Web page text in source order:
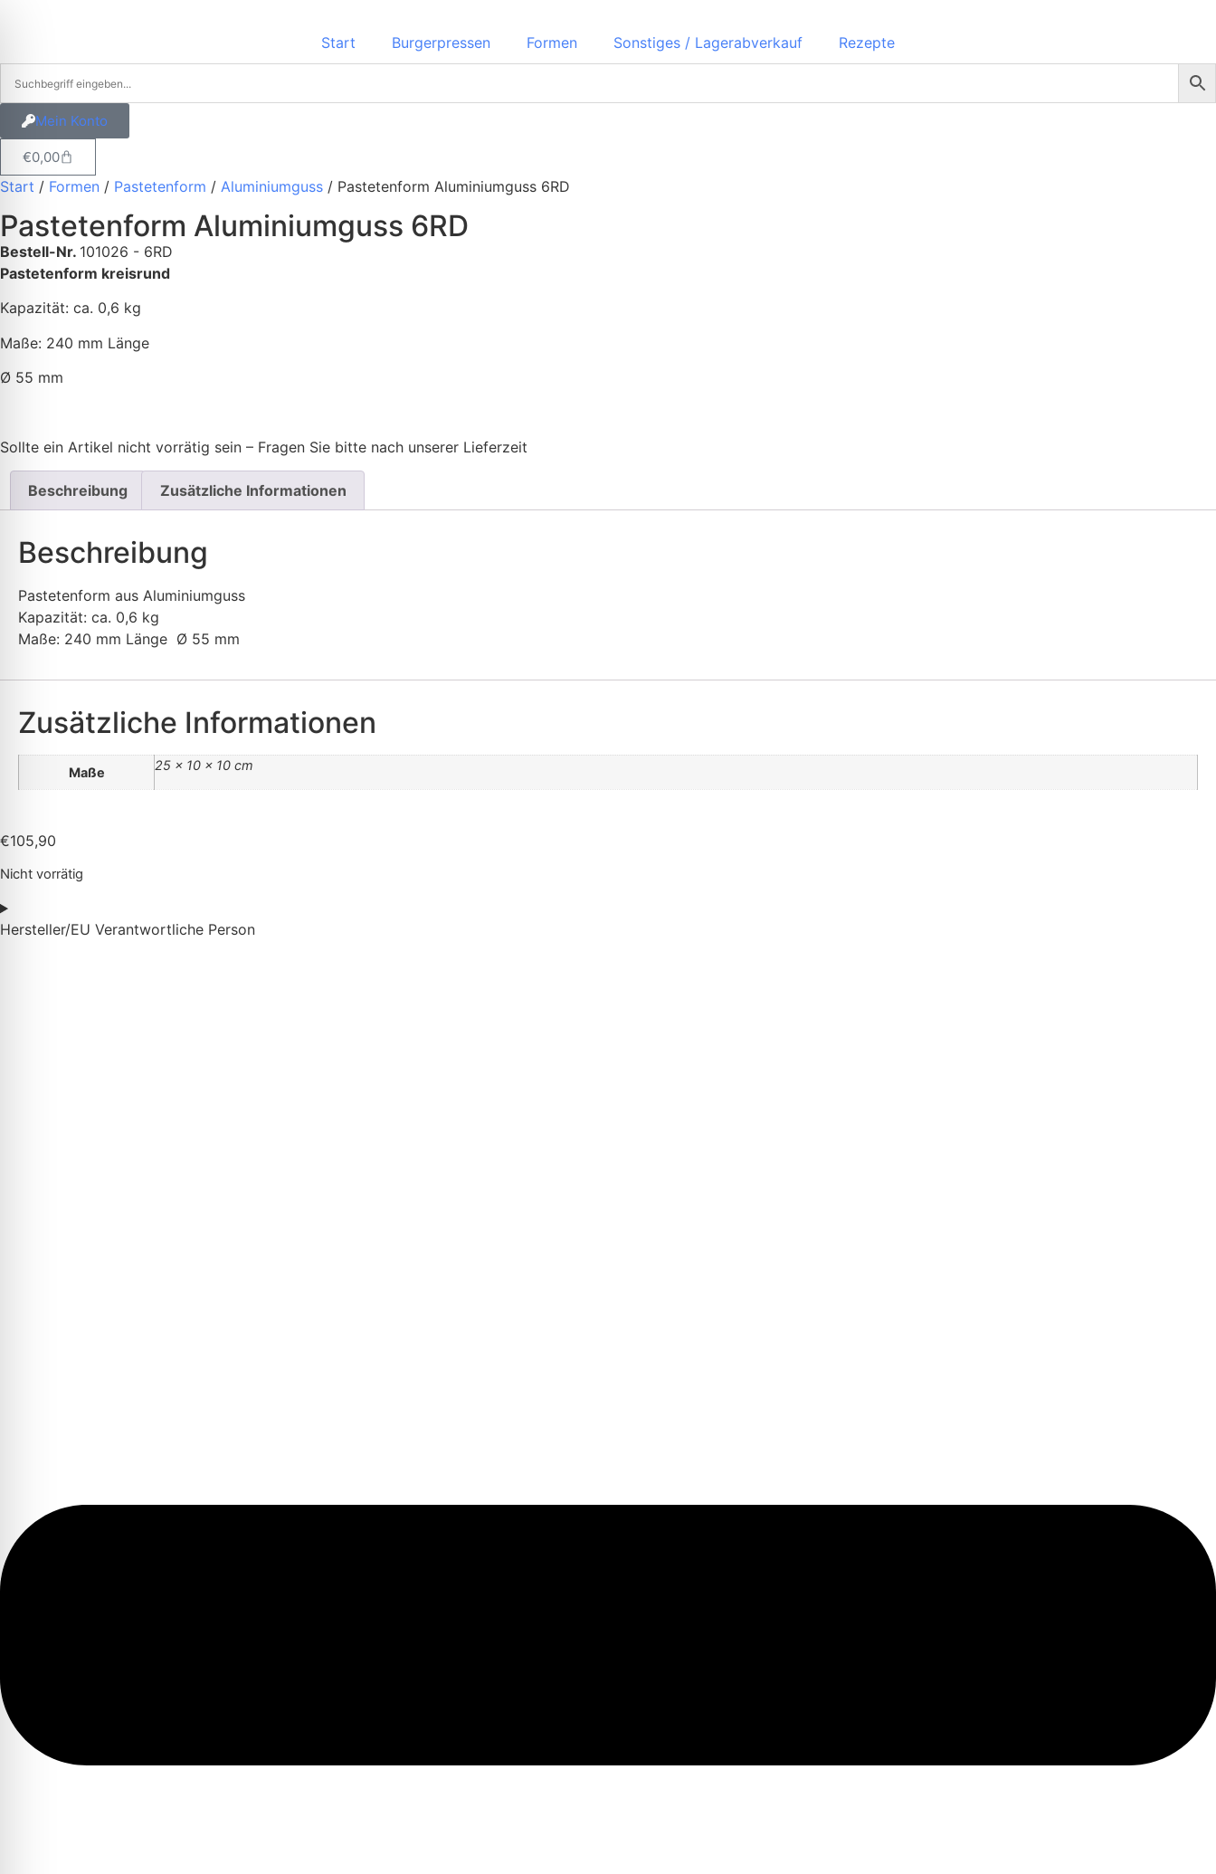
Start Burgerpressen Formen Sonstiges / Lagerabverkauf Rezepte
Mein Konto
€0,00
Start / Formen / Pastetenform / Aluminiumguss / Pastetenform Aluminiumguss 6RD
Pastetenform Aluminiumguss 6RD
Bestell-Nr. 101026 - 6RD
Pastetenform kreisrund
Kapazität: ca. 0,6 kg
Maße: 240 mm Länge
Ø 55 mm
Sollte ein Artikel nicht vorrätig sein – Fragen Sie bitte nach unserer Lieferzeit
Beschreibung Zusätzliche Informationen
Beschreibung
Pastetenform aus Aluminiumguss
Kapazität: ca. 0,6 kg
Maße: 240 mm Länge Ø 55 mm
Zusätzliche Informationen
Maße 25 × 10 × 10 cm
€105,90
Nicht vorrätig
Hersteller/EU Verantwortliche Person